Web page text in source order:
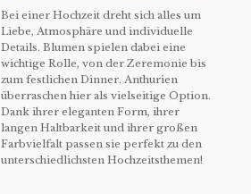
Bei einer Hochzeit dreht sich alles um
Liebe, Atmosphäre und individuelle
Details. Blumen spielen dabei eine
wichtige Rolle, von der Zeremonie bis
zum festlichen Dinner. Anthurien
überraschen hier als vielseitige Option.
Dank ihrer eleganten Form, ihrer
langen Haltbarkeit und ihrer großen
Farbvielfalt passen sie perfekt zu den
unterschiedlichsten Hochzeitsthemen!